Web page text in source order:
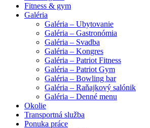
Fitness & gym
Galéria
Galéria – Ubytovanie
Galéria – Gastronómia
Galéria – Svadba
Galéria – Kongres
Galéria – Patriot Fitness
Galéria – Patriot Gym
Galéria – Bowling bar
Galéria – Raňajkový salónik
Galéria – Denné menu
Okolie
Transportná služba
Ponuka práce